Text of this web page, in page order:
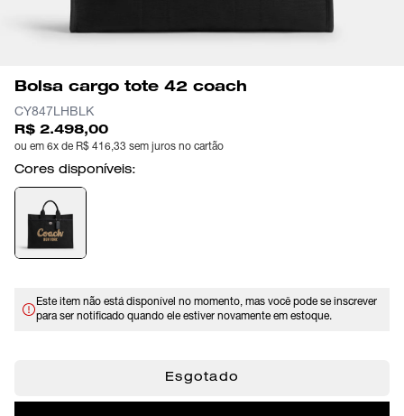
Bolsa cargo tote 42 coach
CY847LHBLK
R$ 2.498,00
ou em 6x de R$ 416,33 sem juros no cartão
Cores disponíveis:
Este item não está disponível no momento, mas você pode se inscrever
para ser notificado quando ele estiver novamente em estoque.
Esgotado